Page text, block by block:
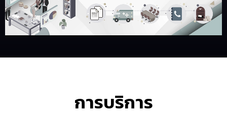
การบริการ